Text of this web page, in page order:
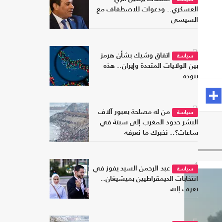
العسكري.. ودعوات للاصطفاف مع
السيسي
2سياسة
اتفاق وشيك بشأن هرمز
بين الولايات المتحدة وإيران.. هذه
بنوده
3سياسة
من له مصلحة بعبور آلاف
البشر حدود المغرب إلى سبتة في
ساعات؟.. نخبرك ما نعرفه
4سياسة
عبد الرحمن السيد يفوز في
انتخابات الديمقراطيين بميشيغان..
تعرف إليه